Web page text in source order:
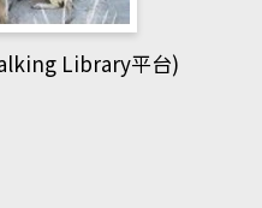
網管人(kono平台)